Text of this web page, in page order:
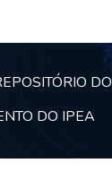
DO
DO IPEA